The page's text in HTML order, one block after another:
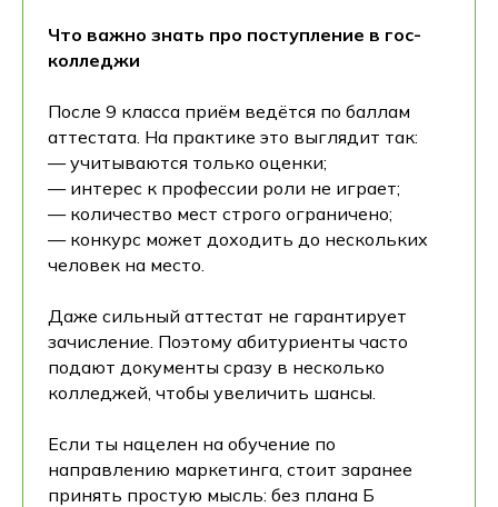
Что важно знать про поступление в гос-
колледжи
После 9 класса приём ведётся по баллам
аттестата. На практике это выглядит так:
— учитываются только оценки;
— интерес к профессии роли не играет;
— количество мест строго ограничено;
— конкурс может доходить до нескольких
человек на место.
Даже сильный аттестат не гарантирует
зачисление. Поэтому абитуриенты часто
подают документы сразу в несколько
колледжей, чтобы увеличить шансы.
Если ты нацелен на обучение по
направлению маркетинга, стоит заранее
принять простую мысль: без плана Б